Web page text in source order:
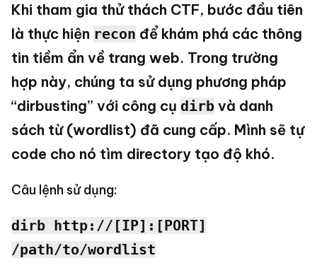
Khi tham gia thử thách CTF, bước đầu tiên
là thực hiện recon để khám phá các thông
tin tiềm ẩn về trang web. Trong trường
hợp này, chúng ta sử dụng phương pháp
“dirbusting” với công cụ dirb và danh
sách từ (wordlist) đã cung cấp. Mình sẽ tự
code cho nó tìm directory tạo độ khó.
Câu lệnh sử dụng:
dirb http://[IP]:[PORT]
/path/to/wordlist